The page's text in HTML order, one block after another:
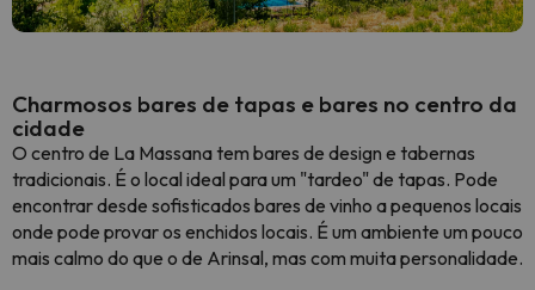
Charmosos bares de tapas e bares no centro da
cidade
O centro de La Massana tem bares de design e tabernas
tradicionais. É o local ideal para um "tardeo" de tapas. Pode
encontrar desde sofisticados bares de vinho a pequenos locais
onde pode provar os enchidos locais. É um ambiente um pouco
mais calmo do que o de Arinsal, mas com muita personalidade.